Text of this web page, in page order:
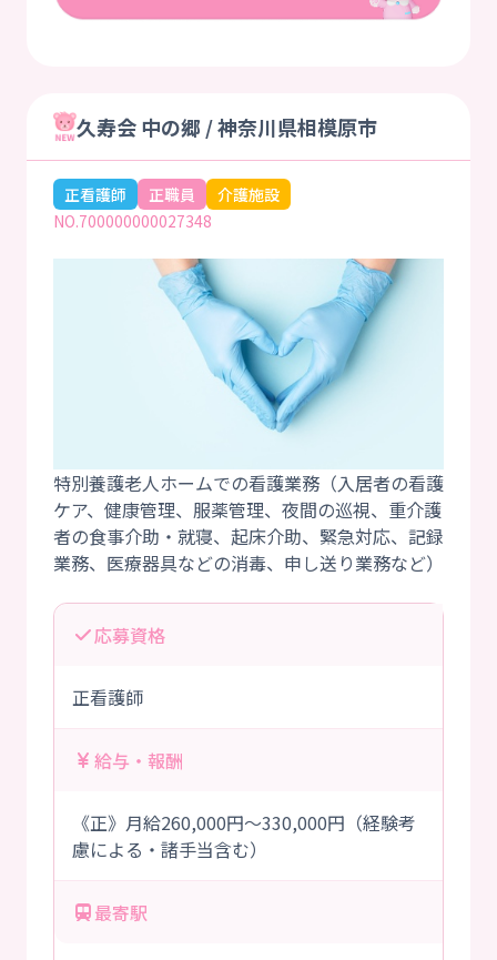
久寿会 中の郷 / 神奈川県相模原市
正看護師 正職員
介護施設
NO.700000000027348
特別養護老人ホームでの看護業務（入居者の看護
ケア、健康管理、服薬管理、夜間の巡視、重介護
者の食事介助・就寝、起床介助、緊急対応、記録
応募資格
正看護師
給与・報酬
《正》月給260,000円～330,000円（経験考
慮による・諸手当含む）
最寄駅